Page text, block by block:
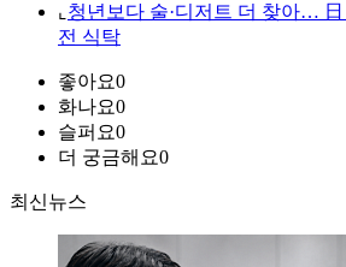
⌞ 청년보다 술·디저트 더 찾아…
전 식탁
좋아요0
화나요0
슬퍼요0
더 궁금해요0
최신뉴스